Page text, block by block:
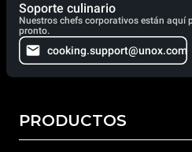
Soporte culinario
Nuestros chefs corporativos están aquí
pronto.
cooking.support@unox.com
PRODUCTOS